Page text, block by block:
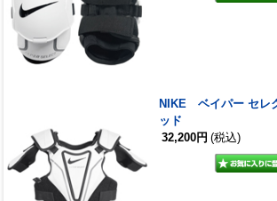
NIKE ベイパー セレ
ッド
32,200円 (税込)